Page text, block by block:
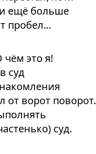
ещё больше
пробел...
чём это я!
суд
от ворот поворот.
суд.